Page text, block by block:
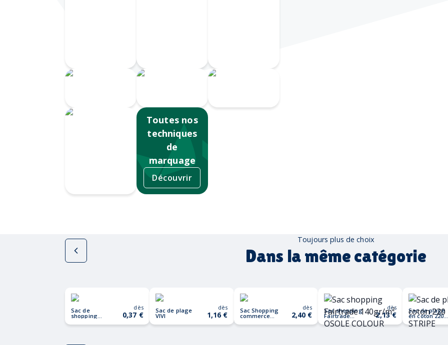
Toutes nos
techniques
de
marquage
Découvrir
Toujours plus de choix
Dans la même catégorie
Sac de
shopping
TOTECOLOR
dès
0,37 € Sac de plage
VIVI
dès
1,16 € Sac Shopping
commerce
dès
2,40 € Sac shopping
Fairtrade
140gr/m²
OSOLE
dès
2,13 € Sac de plage
en coton 220
HEAVEN
STRIPE